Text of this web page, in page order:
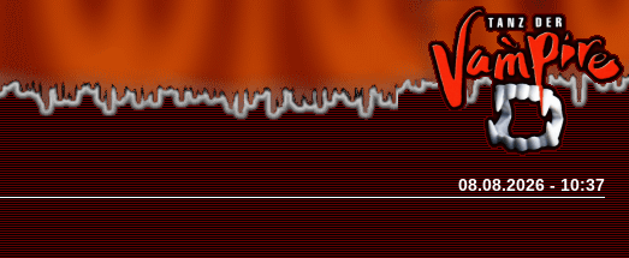
08.08.2026 - 10:37